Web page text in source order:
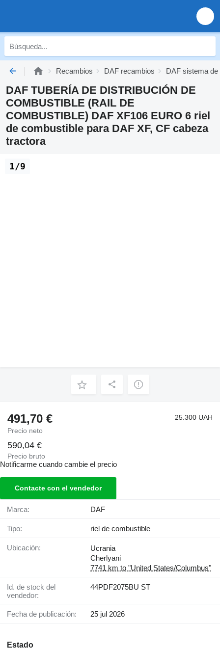
Recambios DAF recambios DAF sistema
DAF TUBERÍA DE DISTRIBUCIÓN DE
COMBUSTIBLE (RAIL DE
COMBUSTIBLE) DAF XF106 EURO 6 riel
de combustible para DAF XF, CF cabeza
tractora
1/9
491,70 €
Precio neto
25.300 UAH
590,04 €
Precio bruto
Notificarme cuando cambie el precio
Contacte con el vendedor
Marca: DAF
Tipo: riel de combustible
Ubicación:
Ucrania
Cherlyani
7741 km to "United States/Columbus"
Id. de stock del
vendedor:
44PDF2075BU ST
Fecha de publicación: 25 jul 2026
Estado